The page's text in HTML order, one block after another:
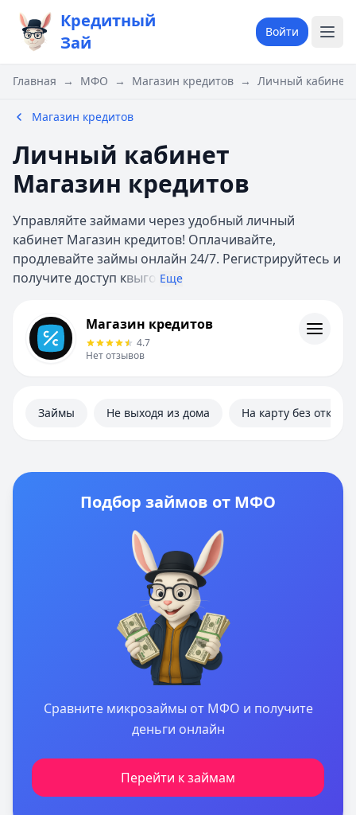
Кредитный
Зай
Войти
Главная → МФО → Магазин кредитов → Личный кабинет
Магазин кредитов
Личный кабинет
Магазин кредитов
Управляйте займами через удобный личный
кабинет Магазин кредитов! Оплачивайте,
продлевайте займы онлайн 24/7. Регистрируйтесь и
получите доступ квыго Еще
ИнформацияМагазин кредитов
4.7
Нет отзывов
Займы Не выходя из дома На карту без отказа
Подбор займов от МФО
Сравните микрозаймы от МФО и получите
деньги онлайн
Перейти к займам